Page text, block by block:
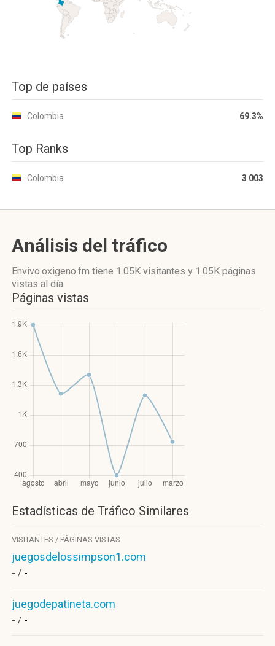
Top de países
Colombia 69.3%
Top Ranks
Colombia 3 003
Análisis del tráfico
Envivo.oxigeno.fm tiene 1.05K visitantes y 1.05K páginas
vistas al día
Páginas vistas
Estadísticas de Tráfico Similares
VISITANTES / PÁGINAS VISTAS
juegosdelossimpson1.com
- / -
juegodepatineta.com
- / -